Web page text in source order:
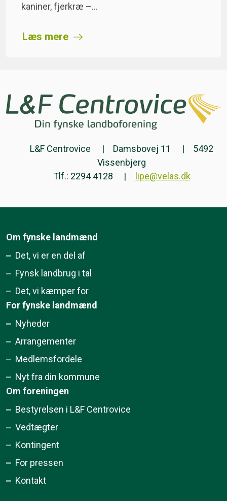
kaniner, fjerkræ –…
Læs mere
L&F Centrovice Damsbovej 11
5492
Vissenbjerg
Tlf.: 2294 4128
lipe@velas.dk
Om fynske landmænd
Det, vi er en del af
Fynsk landbrug i tal
Det, vi kæmper for
For fynske landmænd
Nyheder
Arrangementer
Medlemsfordele
Nyt fra din kommune
Om foreningen
Bestyrelsen i L&F Centrovice
Vedtægter
Kontingent
For pressen
Kontakt